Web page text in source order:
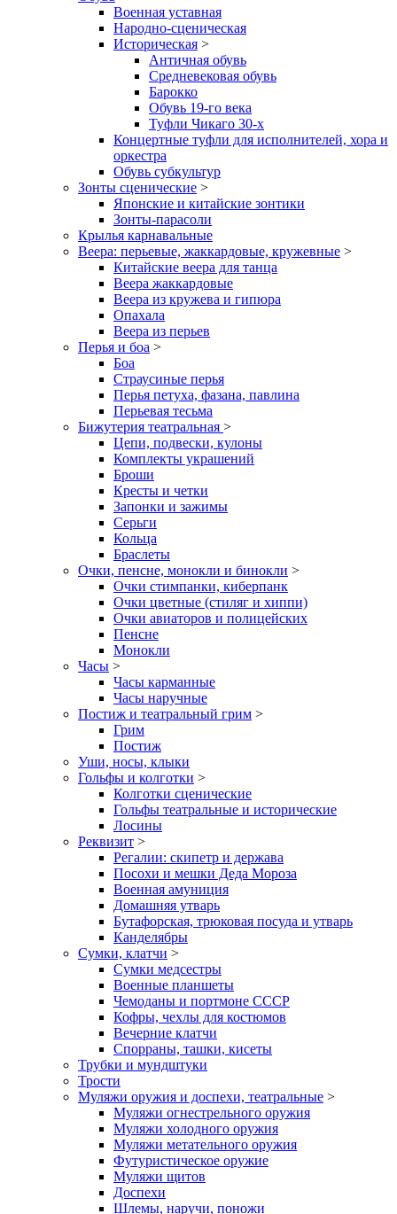
Военная уставная
Народно-сценическая
Историческая >
Античная обувь
Средневековая обувь
Барокко
Обувь 19-го века
Туфли Чикаго 30-х
Концертные туфли для исполнителей, хора и
оркестра
Обувь субкультур
Зонты сценические >
Японские и китайские зонтики
Зонты-парасоли
Крылья карнавальные
Веера: перьевые, жаккардовые, кружевные >
Китайские веера для танца
Веера жаккардовые
Веера из кружева и гипюра
Опахала
Веера из перьев
Перья и боа >
Боа
Страусиные перья
Перья петуха, фазана, павлина
Перьевая тесьма
Бижутерия театральная >
Цепи, подвески, кулоны
Комплекты украшений
Броши
Кресты и четки
Запонки и зажимы
Серьги
Кольца
Браслеты
Очки, пенсне, монокли и бинокли >
Очки стимпанки, киберпанк
Очки цветные (стиляг и хиппи)
Очки авиаторов и полицейских
Пенсне
Монокли
Часы >
Часы карманные
Часы наручные
Постиж и театральный грим >
Грим
Постиж
Уши, носы, клыки
Гольфы и колготки >
Колготки сценические
Гольфы театральные и исторические
Лосины
Реквизит >
Регалии: скипетр и держава
Посохи и мешки Деда Мороза
Военная амуниция
Домашняя утварь
Бутафорская, трюковая посуда и утварь
Канделябры
Сумки, клатчи >
Сумки медсестры
Военные планшеты
Чемоданы и портмоне СССР
Кофры, чехлы для костюмов
Вечерние клатчи
Спорраны, ташки, кисеты
Трубки и мундштуки
Трости
Муляжи оружия и доспехи, театральные >
Муляжи огнестрельного оружия
Муляжи холодного оружия
Муляжи метательного оружия
Футуристическое оружие
Муляжи щитов
Доспехи
Шлемы, наручи, поножи